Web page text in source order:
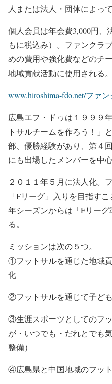
人または法人・団体によっ
個人会員は年会費3,000円、
もに税込み）。ファンクラ
めの費用や強化費などのチ
地域貢献活動に使用される。
www.hiroshima-fdo.net/ファ
広島エフ・ドゥは１９９９
トサルチームを作ろう！」
部、優勝経験があり、第４
にも出場したメンバーを中
２０１１年５月に法人化。
「Fリーグ」入りを目指す
年シーズンからは「Fリー
る。
ミッションは次の５つ。
①フットサルを通じた地域
化
②フットサルを通じて子ど
③生涯スポーツとしてのフ
が・いつでも・だれとでも
整備）
④広島県と中国地域のフッ